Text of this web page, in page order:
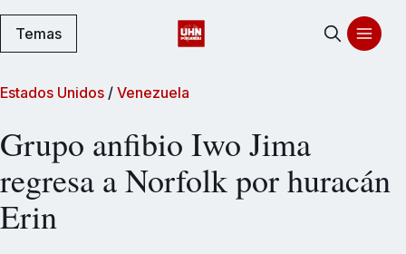
Temas
Estados Unidos / Venezuela
Grupo anfibio Iwo Jima
regresa a Norfolk por huracán
Erin